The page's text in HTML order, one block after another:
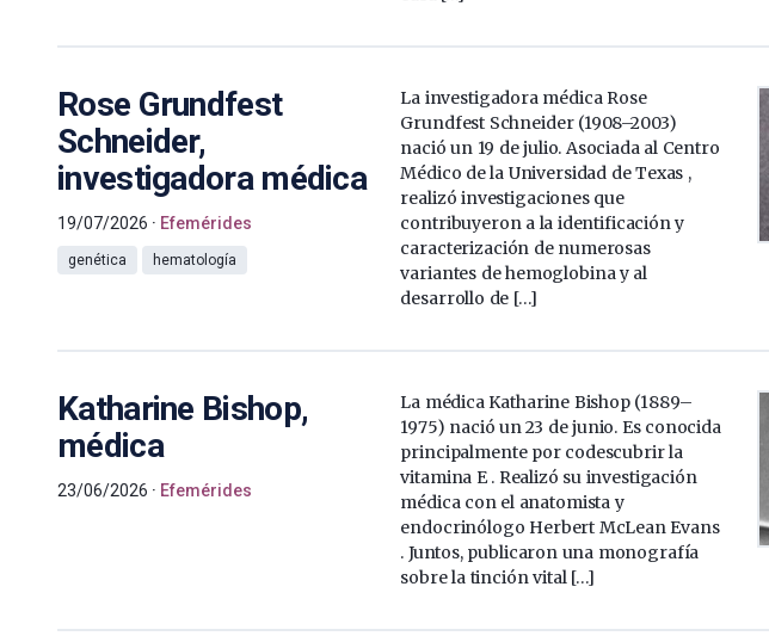
Rose Grundfest
Schneider,
investigadora médica
19/07/2026 Efemérides
genética hematología
La investigadora médica Rose
Grundfest Schneider (1908–2003)
nació un 19 de julio. Asociada al Centro
Médico de la Universidad de Texas ,
realizó investigaciones que
contribuyeron a la identificación y
caracterización de numerosas
variantes de hemoglobina y al
desarrollo de […]
Katharine Bishop,
médica
23/06/2026 Efemérides
La médica Katharine Bishop (1889–
1975) nació un 23 de junio. Es conocida
principalmente por codescubrir la
vitamina E . Realizó su investigación
médica con el anatomista y
endocrinólogo Herbert McLean Evans
. Juntos, publicaron una monografía
sobre la tinción vital […]